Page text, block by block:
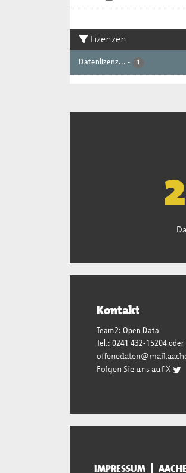
Lizenzen
Datenlizenz... - 1
Kontakt
Team2: Open Data
Tel.: 0241 432-15204
Folgen Sie uns auf X
IMPRESSUM